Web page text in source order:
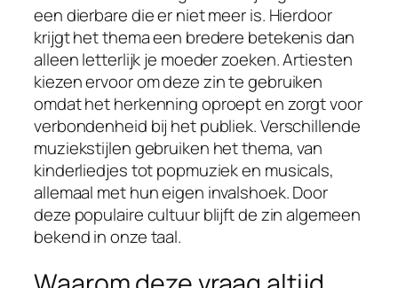
een dierbare die er niet meer is. Hierdoor
krijgt het thema een bredere betekenis dan
alleen letterlijk je moeder zoeken. Artiesten
kiezen ervoor om deze zin te gebruiken
omdat het herkenning oproept en zorgt voor
verbondenheid bij het publiek. Verschillende
muziekstijlen gebruiken het thema, van
kinderliedjes tot popmuziek en musicals,
allemaal met hun eigen invalshoek. Door
deze populaire cultuur blijft de zin algemeen
bekend in onze taal.